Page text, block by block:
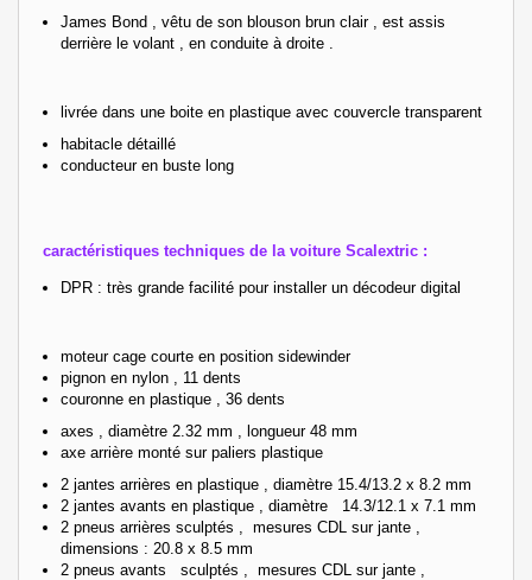
James Bond , vêtu de son blouson brun clair , est assis
derrière le volant , en conduite à droite .
livrée dans une boite en plastique avec couvercle transparent
habitacle détaillé
conducteur en buste long
caractéristiques techniques de la voiture Scalextric :
DPR : très grande facilité pour installer un décodeur digital
moteur cage courte en position sidewinder
pignon en nylon , 11 dents
couronne en plastique , 36 dents
axes , diamètre 2.32 mm , longueur 48 mm
axe arrière monté sur paliers plastique
2 jantes arrières en plastique , diamètre 15.4/13.2 x 8.2 mm
2 jantes avants en plastique , diamètre 14.3/12.1 x 7.1 mm
2 pneus arrières sculptés ,
mesures CDL sur jante ,
dimensions : 20.8 x 8.5 mm
2 pneus avants sculptés , mesures CDL sur jante ,